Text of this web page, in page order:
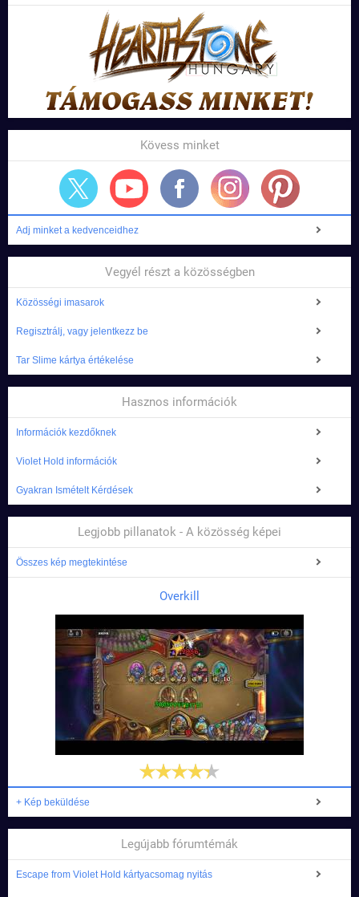
Kövess minket
Adj minket a kedvenceidhez
Vegyél részt a közösségben
Közösségi imasarok
Regisztrálj, vagy jelentkezz be
Tar Slime kártya értékelése
Hasznos információk
Információk kezdőknek
Violet Hold információk
Gyakran Ismételt Kérdések
Legjobb pillanatok - A közösség képei
Összes kép megtekintése
Overkill
+ Kép beküldése
Legújabb fórumtémák
Escape from Violet Hold kártyacsomag nyitás